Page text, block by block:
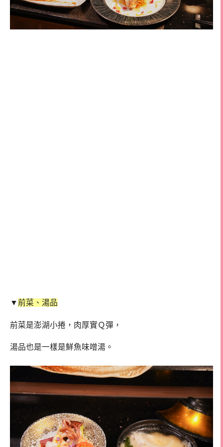
▼前菜、湯品
前菜是澎湖小捲，肉厚實Ｑ彈，
湯品也是一樣是鮮魚味噌湯。